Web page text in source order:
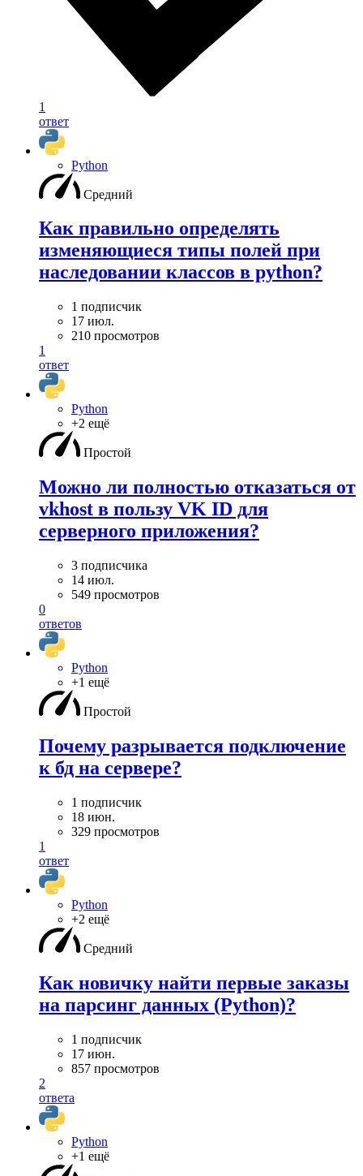
1
ответ
Python
Средний
Как правильно определять
изменяющиеся типы полей при
наследовании классов в python?
1 подписчик
17 июл.
210 просмотров
1
ответ
Python
+2 ещё
Простой
Можно ли полностью отказаться от
vkhost в пользу VK ID для
серверного приложения?
3 подписчика
14 июл.
549 просмотров
0
ответов
Python
+1 ещё
Простой
Почему разрывается подключение
к бд на сервере?
1 подписчик
18 июн.
329 просмотров
1
ответ
Python
+2 ещё
Средний
Как новичку найти первые заказы
на парсинг данных (Python)?
1 подписчик
17 июн.
857 просмотров
2
ответа
Python
+1 ещё